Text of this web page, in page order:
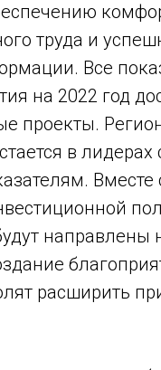
труда и
Все
на 2022 год
проекты.
в лидерах
Вместе
направлены
расширить